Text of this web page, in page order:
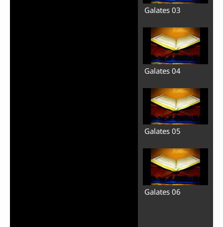
Galates 03
Galates 04
Galates 05
Galates 06